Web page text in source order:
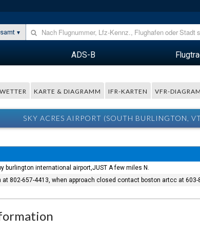
ADS-B
WETTER KARTE & DIAGRAMM IFR-KARTEN VFR-
SKY ACRES AIRPORT (SOUTH BURLINGTON,
burlington international airport,JUST A few miles N.
802-657-4413, when approach closed contact boston artcc at 603-